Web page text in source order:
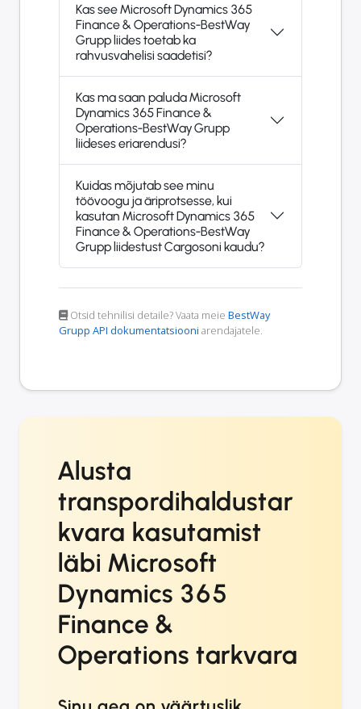
Kas see Microsoft Dynamics 365
Finance & Operations-BestWay
Grupp liides toetab ka
rahvusvahelisi saadetisi?
Kas ma saan paluda Microsoft
Dynamics 365 Finance &
Operations-BestWay Grupp
liideses eriarendusi?
Kuidas mõjutab see minu
töövoogu ja äriprotsesse, kui
kasutan Microsoft Dynamics 365
Finance & Operations-BestWay
Grupp liidestust Cargosoni kaudu?
Otsid tehnilisi detaile? Vaata meie BestWay
Grupp API dokumentatsiooni arendajatele.
Alusta
transpordihaldustar
kvara kasutamist
läbi Microsoft
Dynamics 365
Finance &
Operations tarkvara